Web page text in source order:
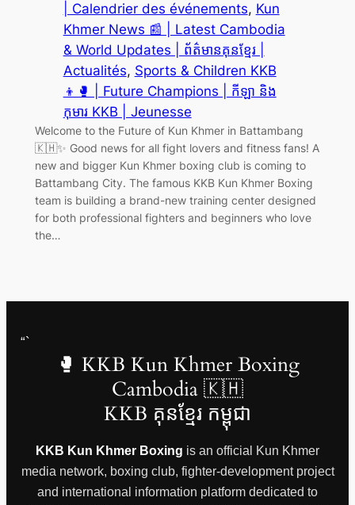
| Calendrier des événements, Kun
Khmer News 📰 | Latest Cambodia
& World Updates | ព័ត៌មានគុនខ្មែរ |
Actualités, Sports & Children KKB
👦🥊 | Future Champions | កីឡា និង
កុមារ KKB | Jeunesse
Welcome to the Future of Kun Khmer in Battambang
🇰🇭✨ Good news for all fight lovers and fitness fans! A
new and bigger Kun Khmer boxing club is coming to
Battambang City. The famous KKB Kun Khmer Boxing
team is building a brand-new training center designed
for both professional fighters and beginners who love
the…
“`
🥊 KKB Kun Khmer Boxing
Cambodia 🇰🇭
KKB គុនខ្មែរ កម្ពុជា
KKB Kun Khmer Boxing is an official Kun Khmer
media network, boxing club, fighter-development project
and international information platform dedicated to